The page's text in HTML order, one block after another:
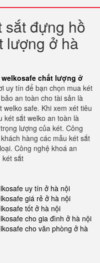
sắt đựng hồ
lượng ở hà
chất lượng ở
uy tín để bạn chọn mua két
an toàn cho tài sản là
safe. Khi xem xét tiêu
két sắt welko an toàn là
lượng của két. Công
hàng các mẫu két sắt
Công nghệ khoá an
két sắt
uy tín ở hà nội
giá rẻ ở hà nội
tốt ở hà nội
cho gia đình ở hà nội
cho văn phòng ở hà